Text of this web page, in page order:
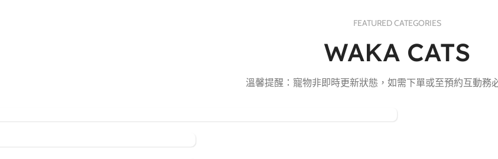
FEATURED CATEGORIES
WAKA CATS
溫馨提醒：寵物非即時更新狀態，如需下單或至預約互動務